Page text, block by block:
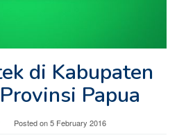
di Kabupaten
Papua
Posted on5 February 2016